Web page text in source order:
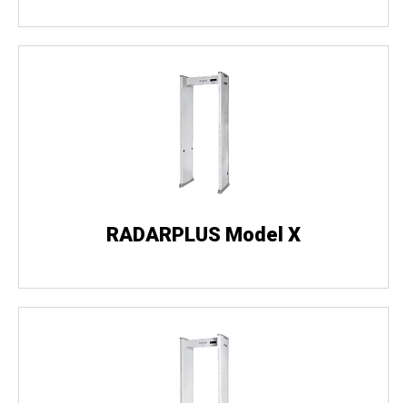
RADARPLUS Model X